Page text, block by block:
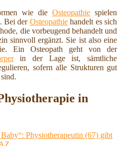
wie die Osteopathie spielen
Bei der Osteopathiehandelt es sich
die vorbeugend behandelt und
sinnvoll ergänzt. Sie ist also eine
Ein Osteopath geht von der
in der Lage ist, sämtliche
sofern alle Strukturen gut
in
Physiotherapeutin (67) gibt